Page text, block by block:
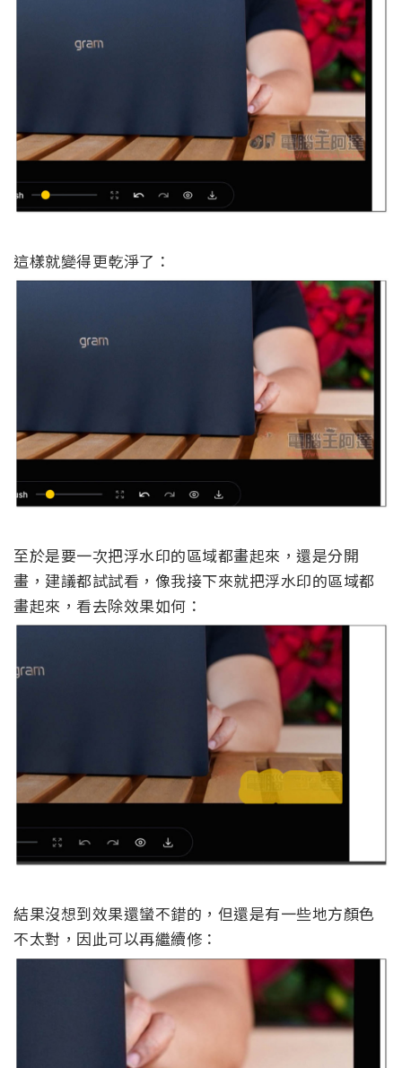
這樣就變得更乾淨了：
至於是要一次把浮水印的區域都畫起來，還是分開
畫，建議都試試看，像我接下來就把浮水印的區域都
畫起來，看去除效果如何：
結果沒想到效果還蠻不錯的，但還是有一些地方顏色
不太對，因此可以再繼續修：